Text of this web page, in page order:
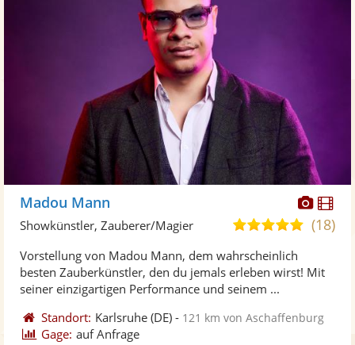
Madou Mann
5,0(18)
Showkünstler, Zauberer/Magier
Vorstellung von Madou Mann, dem wahrscheinlich
besten Zauberkünstler, den du jemals erleben wirst! Mit
seiner einzigartigen Performance und seinem ...
Standort: Karlsruhe (DE) - 121 km von Aschaffenburg
Gage: auf Anfrage